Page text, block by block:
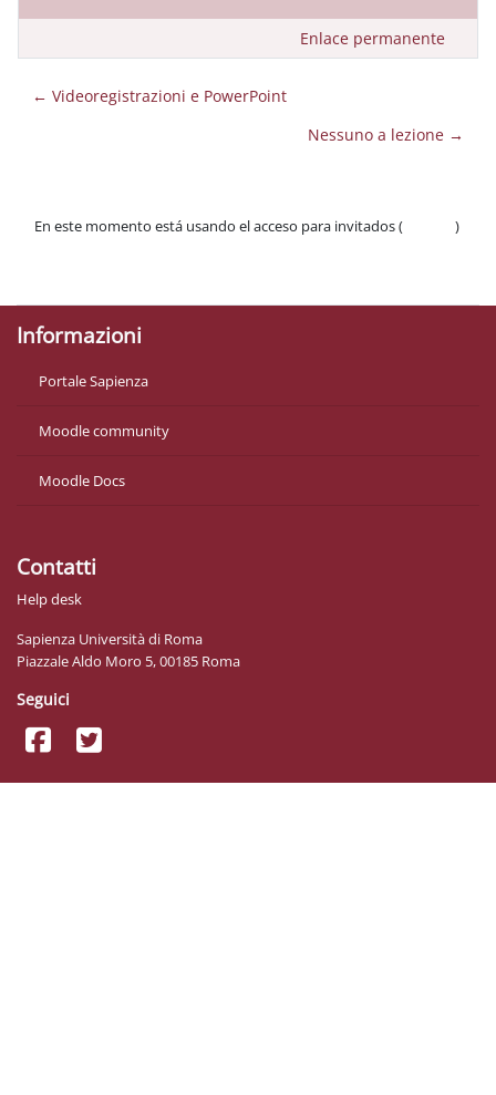
Enlace permanente
← Videoregistrazioni e PowerPoint
Nessuno a lezione →
En este momento está usando el acceso para invitados (
)
Informazioni
Portale Sapienza
Moodle community
Moodle Docs
Contatti
Help desk
Sapienza Università di Roma
Piazzale Aldo Moro 5, 00185 Roma
Seguici